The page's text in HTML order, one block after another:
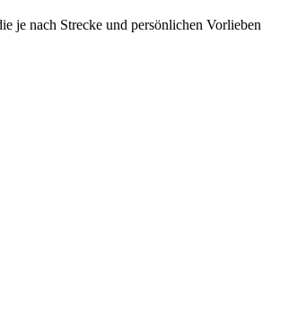
je nach Strecke und persönlichen Vorlieben